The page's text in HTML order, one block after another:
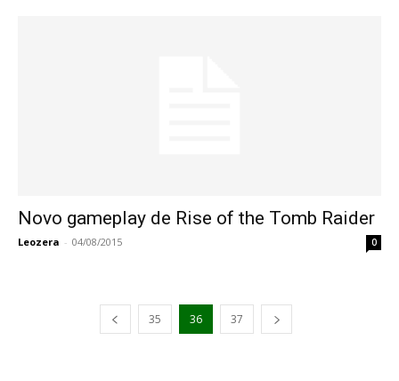
Novo gameplay de Rise of the Tomb Raider
Leozera - 04/08/2015 0
35 36 37